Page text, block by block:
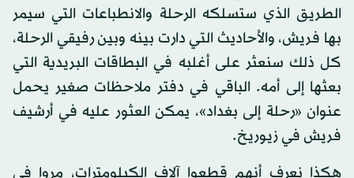
الطريق الذي ستسلكه الرحلة والانطباعات التي سيمر
بها فريش، والأحاديث التي دارت بينه وبين رفيقي الرحلة،
كل ذلك سنعثر على أغلبه في البطاقات البريدية التي
بعثها إلى أمه. الباقي في دفتر ملاحظات صغير يحمل
عنوان «رحلة إلى بغداد»، يمكن العثور عليه في أرشيف
فريش في زيوريخ.
هكذا نعرف أنهم قطعوا آلاف الكيلومترات، مروا في